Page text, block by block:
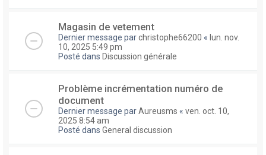
Magasin de vetement
Dernier message parchristophe66200 « lun. nov.
10, 2025 5:49 pm
Posté dans Discussion générale
Problème incrémentation numéro de
document
Dernier message parAureusms « ven. oct. 10,
2025 8:54 am
Posté dans General discussion